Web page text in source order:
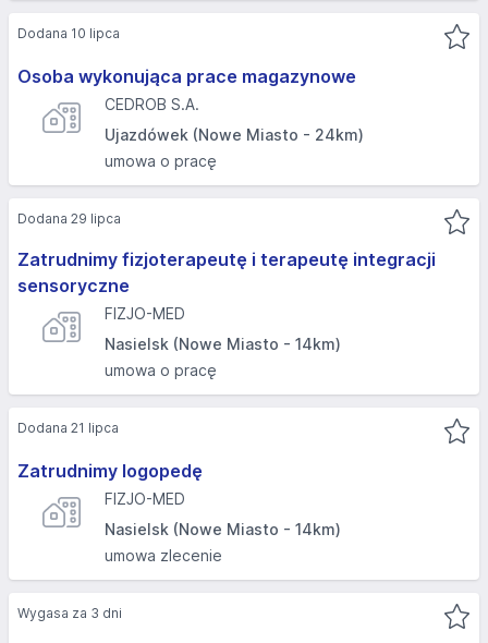
Osoba wykonująca prace magazynowe
CEDROB S.A.
Ujazdówek (Nowe Miasto - 24km)
umowa o pracę
Dodana 10 lipca
Zatrudnimy fizjoterapeutę i terapeutę integracji
sensoryczne
FIZJO-MED
Nasielsk (Nowe Miasto - 14km)
umowa o pracę
Dodana 29 lipca
Zatrudnimy logopedę
FIZJO-MED
Nasielsk (Nowe Miasto - 14km)
umowa zlecenie
Dodana 21 lipca
Wygasa za 3 dni